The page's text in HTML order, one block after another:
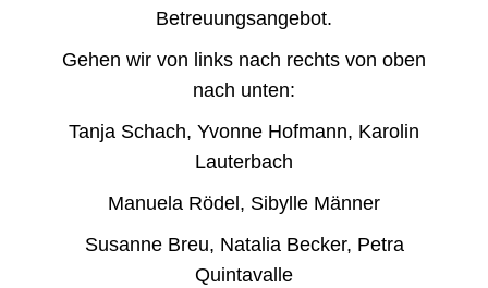
Betreuungsangebot.
Gehen wir von links nach rechts von oben
nach unten:
Tanja Schach, Yvonne Hofmann, Karolin
Lauterbach
Manuela Rödel, Sibylle Männer
Susanne Breu, Natalia Becker, Petra
Quintavalle